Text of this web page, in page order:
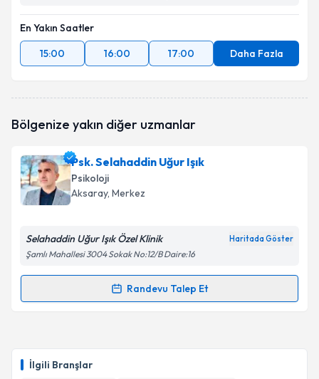
İlgili Branşlar
En Yakın Saatler
15:00
16:00 17:00 Daha Fazla
Bölgenize yakın diğer uzmanlar
Psk. Selahaddin Uğur Işık
Psikoloji
Aksaray, Merkez
Selahaddin Uğur Işık Özel Klinik Haritada Göster
Şamlı Mahallesi 3004 Sokak No:12/B Daire:16
Randevu Talep Et
Randevu Takvimi Talebi
takvim hazırlandığında e-posta ile bilgilendireceğiz.